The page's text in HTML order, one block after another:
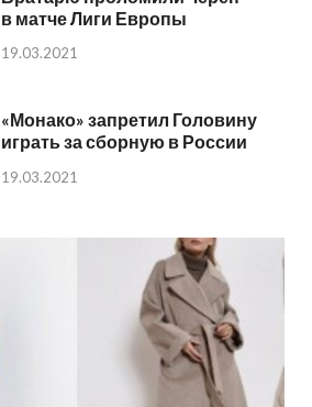
в матче Лиги Европы
19.03.2021
«Монако» запретил Головину
играть за сборную в России
19.03.2021